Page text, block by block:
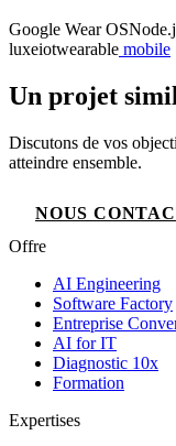
Google Wear OS
luxeiotwearable mobile
Un projet
Discutons de vos
atteindre ensemble.
NOUS
Offre
AI Engineering
Software Factory
Entreprise
AI for IT
Diagnostic 10x
Formation
Expertises